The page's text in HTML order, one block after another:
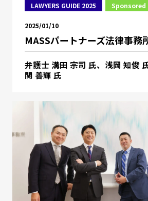
LAWYERS GUIDE 2025 Sponsored
2025/01/10
MASSパートナーズ法律事務
弁護士 溝田 宗司 氏、浅岡 知俊
関 善輝 氏